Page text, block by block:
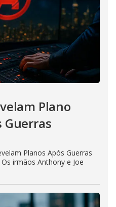
Plano
Guerras
Planos Após Guerras
irmãos Anthony e Joe